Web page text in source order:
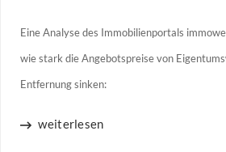
Eine Analyse des Immobilienportals
wie stark die Angebotspreise von
Entfernung sinken:
weiterlesen